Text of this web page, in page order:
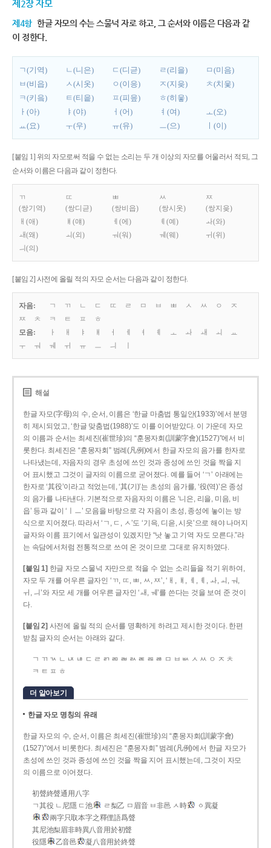
제2장 자모
제4항 한글 자모의 수는 스물넉 자로 하고, 그 순서와 이름은 다음과 같
이 정한다.
ㄱ(기역) ㄴ(니은) ㄷ(디귿) ㄹ(리을)
ㅁ(미음)
ㅂ(비읍)
ㅅ(시옷) ㅇ(이응) ㅈ(지읒)
ㅊ(치읓)
ㅋ(키읔)
ㅌ(티읕) ㅍ(피읖)
ㅎ(히읗)
ㅏ(아)
ㅑ(야) ㅓ(어) ㅕ(여)
ㅗ(오)
ㅛ(요)
ㅜ(우) ㅠ(유) ㅡ(으) ㅣ(이)
[붙임 1] 위의 자모로써 적을 수 없는 소리는 두 개 이상의 자모를 어울러서 적되, 그
순서와 이름은 다음과 같이 정한다.
ㄲ
(쌍기역)
ㄸ
(쌍디귿)
ㅃ
(쌍비읍)
ㅆ
(쌍시옷)
ㅉ
(쌍지읒)
ㅐ(애)
ㅒ(얘) ㅔ(에) ㅖ(예)
ㅘ(와)
ㅙ(왜)
ㅚ(외) ㅝ(워) ㅞ(웨)
ㅟ(위)
ㅢ(의)
[붙임 2] 사전에 올릴 적의 자모 순서는 다음과 같이 정한다.
자음: ㄱ ㄲ ㄴ ㄷ ㄸ ㄹ ㅁ ㅂ ㅃ ㅅ ㅆ ㅇ
ㅈ
ㅉ
ㅊ ㅋ ㅌ ㅍ
ㅎ
모음:
ㅏ ㅐ ㅑ ㅒ ㅓ ㅔ ㅕ ㅖ ㅗ ㅘ ㅙ ㅚ
ㅛ
ㅜ
ㅝ ㅞ ㅟ ㅠ ㅡ ㅢ
해설
한글 자모(字母)의 수, 순서, 이름은 ‘한글 마춤법 통일안(1933)’에서 분명
히 제시되었고, ‘한글 맞춤법(1988)’도 이를 이어받았다. 이 가운데 자모
의 이름과 순서는 최세진(崔世珍)의 “훈몽자회(訓蒙字會)(1527)”에서 비
롯한다. 최세진은 “훈몽자회” 범례(凡例)에서 한글 자모의 음가를 한자로
나타냈는데, 자음자의 경우 초성에 쓰인 것과 종성에 쓰인 것을 짝을 지
어 표시했고 그것이 글자의 이름으로 굳어졌다. 예를 들어 ‘ㄱ’ 아래에는
한자로 ‘其役’이라고 적었는데, ‘其(기)’는 초성의 음가를, ‘役(역)’은 종성
의 음가를 나타낸다. 기본적으로 자음자의 이름은 ‘니은, 리을, 미음, 비
읍’ 등과 같이 ‘ㅣㅡ’ 모음을 바탕으로 각 자음이 초성, 종성에 놓이는 방
식으로 지어졌다. 따라서 ‘ㄱ, ㄷ, ㅅ’도 ‘기윽, 디읃, 시읏’으로 해야 나머지
글자와 이름 표기에서 일관성이 있겠지만 “낫 놓고 기역 자도 모른다.”라
는 속담에서처럼 전통적으로 쓰여 온 것이므로 그대로 유지하였다.
[붙임 1] 한글 자모 스물넉 자만으로 적을 수 없는 소리들을 적기 위하여,
자모 두 개를 어우른 글자인 ‘ㄲ, ㄸ, ㅃ, ㅆ, ㅉ’, ‘ㅐ, ㅒ, ㅔ, ㅖ, ㅘ, ㅚ, ㅝ,
ㅟ, ㅢ’와 자모 세 개를 어우른 글자인 ‘ㅙ, ㅞ’를 쓴다는 것을 보여 준 것이
다.
[붙임 2] 사전에 올릴 적의 순서를 명확하게 하려고 제시한 것이다. 한편
받침 글자의 순서는 아래와 같다.
ㄱ ㄲ ㄳ ㄴ ㄵ ㄶ ㄷ ㄹ ㄺ ㄻ ㄼ ㄽ ㄾ ㄿ ㅀ ㅁ ㅂ ㅄ ㅅ ㅆ ㅇ ㅈ ㅊ
ㅋ ㅌ ㅍ ㅎ
더 알아보기
한글 자모 명칭의 유래
한글 자모의 수, 순서, 이름은 최세진(崔世珍)의 “훈몽자회(訓蒙字會)
(1527)”에서 비롯한다. 최세진은 “훈몽자회” 범례(凡例)에서 한글 자모가
초성에 쓰인 것과 종성에 쓰인 것을 짝을 지어 표시했는데, 그것이 자모
의 이름으로 이어졌다.
初聲終聲通用八字
ㄱ其役 ㄴ尼隱 ㄷ池
ㄹ梨乙 ㅁ眉音 ㅂ非邑 ㅅ時
ㆁ異凝
兩字只取本字之釋俚語爲聲
其尼池梨眉非時異八音用於初聲
役隱
乙音邑 凝八音用於終聲